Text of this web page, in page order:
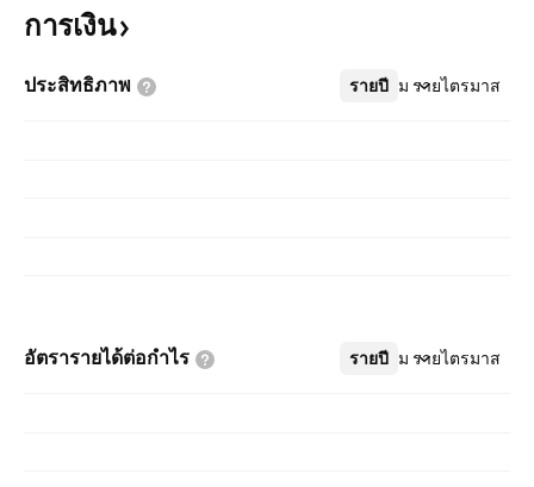
การเงิน
ประสิทธิภาพ รายปี รายไตรมาส
เพิ่มเติม
อัตรารายได้ต่อกำไร รายปี รายไตรมาส
เพิ่มเติม